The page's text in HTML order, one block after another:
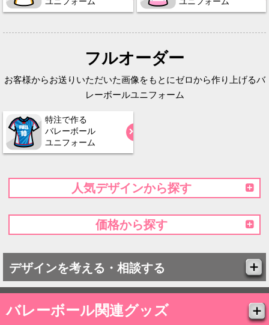
フルオーダー
お客様からお送りいただいた画像をもとにゼロから作り上げるバ
レーボールユニフォーム
特注で作る
バレーボール
ユニフォーム
人気デザインから探す
価格から探す
デザインを考える・相談する
バレーボール関連グッズ